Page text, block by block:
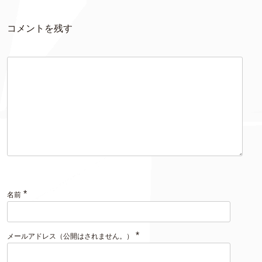
コメントを残す
名前 *
メールアドレス（公開はされません。） *